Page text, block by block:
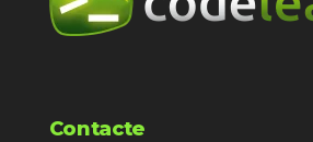
Contacte